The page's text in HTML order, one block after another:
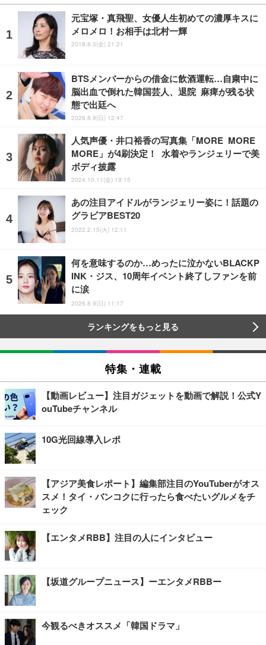
元宝塚・真飛聖、女優人生初めての濃厚キスに
メロメロ！お相手は北村一輝
2018.8.3(金) 21:21
BTSメンバーからの借金に飲酒運転…自粛中に
脳出血で倒れた韓国芸人、退院 麻痺が残る状
態で出廷へ
2026.8.9(日) 12:47
人気声優・井口裕香の写真集「MORE MORE
MORE」が4刷決定！ 水着やランジェリーで美
ボディ披露
2024.10.11(金) 19:15
あの注目アイドルがランジェリー姿に！話題の
グラビアBEST20
2022.2.15(火) 12:11
何を意味するのか…めったに泣かないBLACKP
INK・ジス、10周年イベント終了しファンを前
に涙
2026.8.9(日) 11:17
ランキングをもっと見る
特集・連載
【動画レビュー】注目ガジェットを動画で解説！公式Y
ouTubeチャンネル
10G光回線導入レポ
【アジア美食レポート】編集部注目のYouTuberがオス
スメ！タイ・バンコクに行ったら食べたいグルメをチ
ェック
【エンタメRBB】注目の人にインタビュー
【坂道グループニュース】ーエンタメRBBー
今観るべきオススメ「韓国ドラマ」